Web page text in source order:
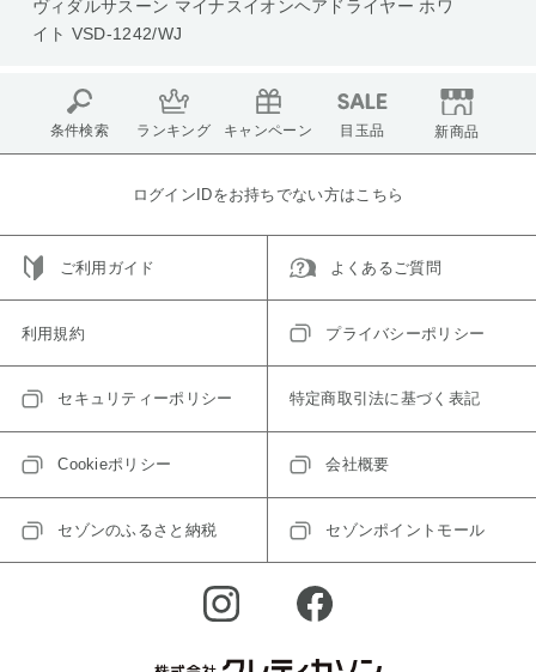
ヴィダルサスーン マイナスイオンヘアドライヤー ホワ
イト VSD-1242/WJ
条件検索 ランキング キャンペーン 目玉品 新商品
ログインIDをお持ちでない方はこちら
ご利用ガイド よくあるご質問
利用規約 プライバシーポリシー
セキュリティーポリシー 特定商取引法に基づく表記
Cookieポリシー 会社概要
セゾンのふるさと納税 セゾンポイントモール